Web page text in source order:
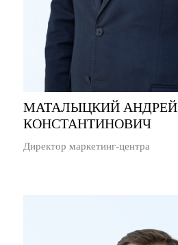
МАТАЛЫЦКИЙ АНДРЕЙ
КОНСТАНТИНОВИЧ
Директор маркетинг-центра